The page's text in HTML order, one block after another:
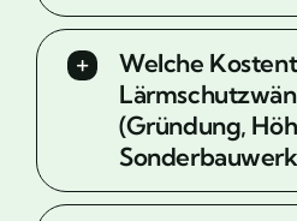
Welche
(Gründung,